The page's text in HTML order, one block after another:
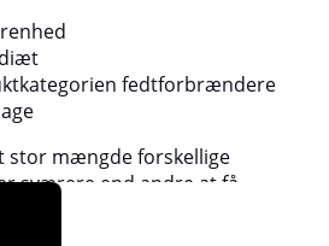
fedtforbrændere
stor mængde forskellige
sværere end andre at få
er en sådan fedtsyre. CLA